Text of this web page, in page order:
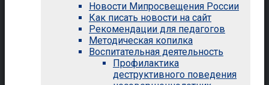
Новости Мипросвещения России
Как писать новости на сайт
Рекомендации для педагогов
Методическая копилка
Воспитательная деятельность
Профилактика
деструктивного поведения